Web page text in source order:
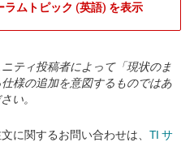
ムトピック (英語) を表示
ティ投稿者によって「現状のま
様の追加を意図するものではあ
い。
に関するお問い合わせは、 TI サ